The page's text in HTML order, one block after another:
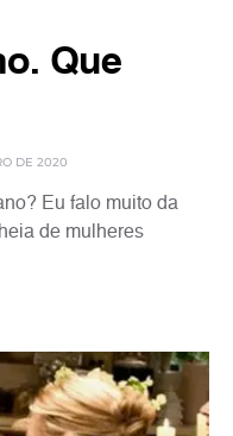
Que
DE 2020
Eu falo muito da
de mulheres